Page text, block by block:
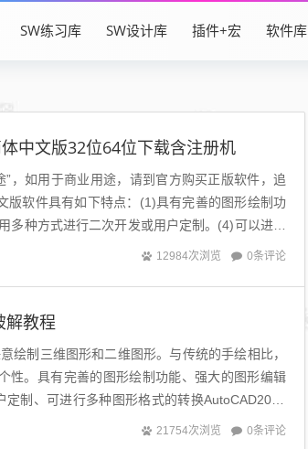
SW练习库 SW设计库 插件+宏 软件库
中文版32位64位下载含注册机
，如用于商业用途，请到官方购买正版软件，追
版软件具有如下特点：(1)具有完善的图形绘制功
种方式进行二次开发或用户定制。(4)可以进行
12984次浏览 0条评论
解教程
绘制三维图形和二维图形。与传统的手绘相比，
性。具有完善的图形绘制功能、强大的图形编辑
制、可进行多种图形格式的转换AutoCAD2004
21754次浏览 0条评论